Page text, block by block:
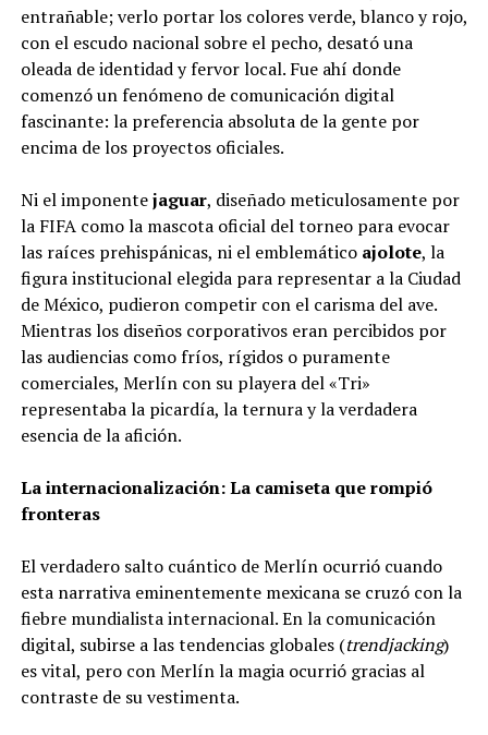
entrañable; verlo portar los colores verde, blanco y rojo,
con el escudo nacional sobre el pecho, desató una
oleada de identidad y fervor local. Fue ahí donde
comenzó un fenómeno de comunicación digital
fascinante: la preferencia absoluta de la gente por
encima de los proyectos oficiales.
Ni el imponentejaguar, diseñado meticulosamente por
la FIFA como la mascota oficial del torneo para evocar
las raíces prehispánicas, ni el emblemático ajolote, la
figura institucional elegida para representar a la Ciudad
de México, pudieron competir con el carisma del ave.
Mientras los diseños corporativos eran percibidos por
las audiencias como fríos, rígidos o puramente
comerciales, Merlín con su playera del «Tri»
representaba la picardía, la ternura y la verdadera
esencia de la afición.
La internacionalización: La camiseta que rompió
fronteras
El verdadero salto cuántico de Merlín ocurrió cuando
esta narrativa eminentemente mexicana se cruzó con la
fiebre mundialista internacional. En la comunicación
digital, subirse a las tendencias globales (trendjacking)
es vital, pero con Merlín la magia ocurrió gracias al
contraste de su vestimenta.